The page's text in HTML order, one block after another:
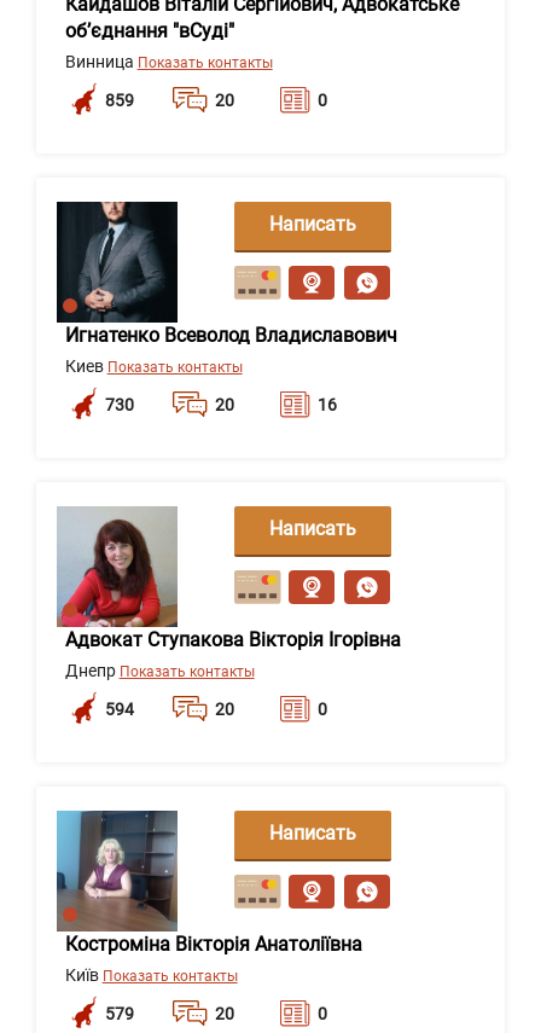
об’єднання "вСуді"
Винница Показать контакты
859 20 0
Игнатенко Всеволод Владиславович
Киев Показать контакты
730 20 16
Написать
сообщение
Адвокат Ступакова Вікторія Ігорівна
Днепр Показать контакты
594 20 0
Написать
сообщение
Костроміна Вікторія Анатоліївна
Київ Показать контакты
579 20 0
Написать
сообщение